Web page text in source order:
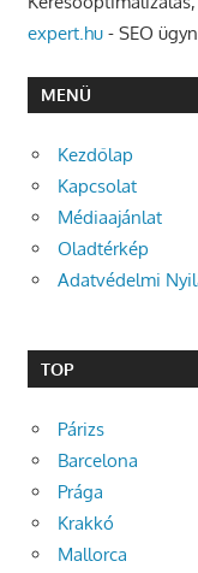
expert.hu- SEO
MENÜ
Kezdőlap
Kapcsolat
Médiaajánlat
Oladtérkép
Adatvédelmi
TOP
Párizs
Barcelona
Prága
Krakkó
Mallorca